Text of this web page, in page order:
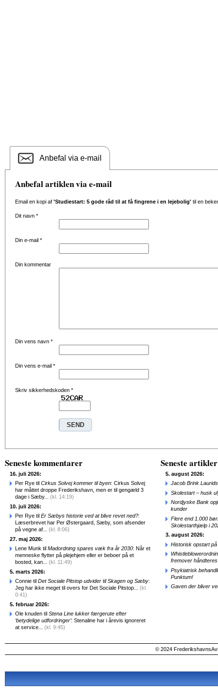
Anbefal via e-mail
Anbefal artiklen via e-mail
Email en kopi af 'Studiestart: 5 gode råd til at få fingrene i en lejebolig' til en
Dit navn *
Din e-mail *
Din kommentar
Din vens navn *
Din vens e-mail *
Skriv sikkerhedskoden *
Seneste kommentarer
16. juli 2026:
Per Rye til Cirkus Solvej kommer til byen: Cirkus Solvej
har måttet droppe Frederikshavn, men er til gengæld 3
dage i Sæby... (kl. 14:19)
10. juli 2026:
Per Rye til Er Sæbys historie ved at blive revet ned?:
Læserbrevet har Per Østergaard, Sæby, som afsender
på vegne af... (kl. 8:06)
27. maj 2026:
Lene Munk til Madordning spares væk fra år 2030: Når et
menneske flytter på plejehjem eller er beboer på et
bosted, kan... (kl. 11:49)
5. marts 2026:
Connie til Det Sociale Pitstop udvider til Skagen og Sæby:
Jeg har ikke meget til overs for Det Sociale Pitstop... (kl.
0:41)
5. februar 2026:
Ole knuden til Stena Line lukker færgerute efter
‘betydelige udfordringer’: Stenaline har i årevis ignoreret
at service... (kl. 9:45)
Seneste artikler
5. august 2026:
Jacob Brink
Skolestart – husk
Nordjyske Bank
kunder
Flere end 1.000
Skolestarthjælp i
3. august 2026:
Historisk opstart
fremover
Psykiatrisk
Punktum!
Gaven der bliver
© 2024